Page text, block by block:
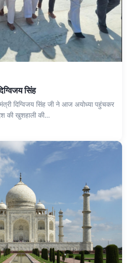
सिंह
दिग्विजय सिंह जी ने आज अयोध्या पहुंचकर
की खुशहाली की…